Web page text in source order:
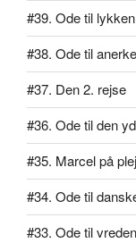
#39. Ode til lykken
#38. Ode til
#37. Den 2. rejse
#36. Ode til den
#35. Marcel på
#34. Ode til
#33. Ode til vreden